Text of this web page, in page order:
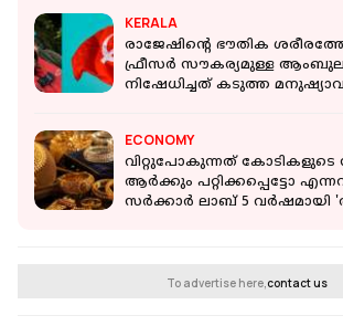
KERALA
രാജേഷിന്റെ ഭൗതിക
ഫ്രീസർ സൗകര്യമുള്ള
നിഷേധിച്ചത് കടുത്ത
ECONOMY
വിറ്റുപോകുന്നത് കോടികളുടെ
ആർക്കും പറ്റിക്കപ്പെട്ടോ
സർക്കാർ ലാബ് 5 വർഷമായി
To advertise here,contact us